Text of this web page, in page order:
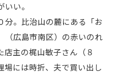
い。
。比治山の麓にある「お
広島市南区）の赤いのれ
店主の梶山敏子さん（８
場には時折、夫で買い出し